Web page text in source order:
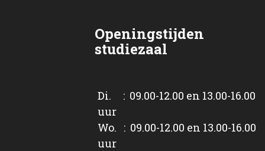
Openingstijden
studiezaal
Di. : 09.00-12.00 en 13.00-16.00
uur
Wo. : 09.00-12.00 en 13.00-16.00
uur